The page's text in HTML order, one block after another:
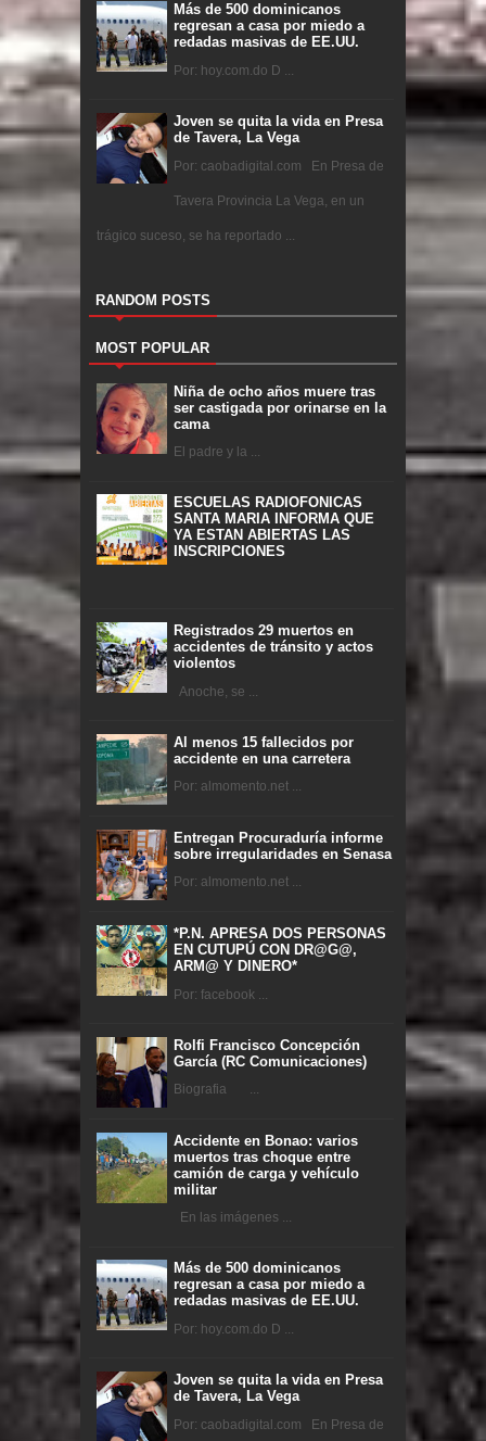
Más de 500 dominicanos
regresan a casa por miedo a
redadas masivas de EE.UU.
Por: hoy.com.do D ...
Joven se quita la vida en Presa
de Tavera, La Vega
Por: caobadigital.com En Presa de
Tavera Provincia La Vega, en un
trágico suceso, se ha reportado ...
RANDOM POSTS
MOST POPULAR
Niña de ocho años muere tras
ser castigada por orinarse en la
cama
El padre y la ...
ESCUELAS RADIOFONICAS
SANTA MARIA INFORMA QUE
YA ESTAN ABIERTAS LAS
INSCRIPCIONES
Registrados 29 muertos en
accidentes de tránsito y actos
violentos
Anoche, se ...
Al menos 15 fallecidos por
accidente en una carretera
Por: almomento.net ...
Entregan Procuraduría informe
sobre irregularidades en Senasa
Por: almomento.net ...
*P.N. APRESA DOS PERSONAS
EN CUTUPÚ CON DR@G@,
ARM@ Y DINERO*
Por: facebook ...
Rolfi Francisco Concepción
García (RC Comunicaciones)
Biografia ...
Accidente en Bonao: varios
muertos tras choque entre
camión de carga y vehículo
militar
En las imágenes ...
Más de 500 dominicanos
regresan a casa por miedo a
redadas masivas de EE.UU.
Por: hoy.com.do D ...
Joven se quita la vida en Presa
de Tavera, La Vega
Por: caobadigital.com En Presa de